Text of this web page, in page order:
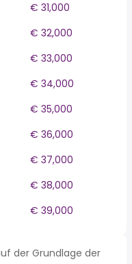
€ 31,000
€ 32,000
€ 33,000
€ 34,000
€ 35,000
€ 36,000
€ 37,000
€ 38,000
€ 39,000
der Grundlage der